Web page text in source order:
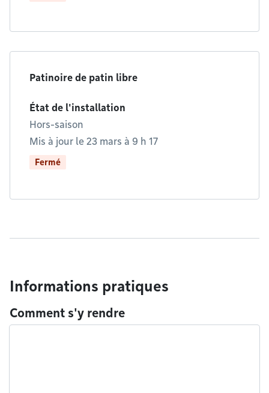
Patinoire de patin libre
État de l'installation
Hors-saison
Mis à jour le 23 mars à 9 h 17
Fermé
Informations pratiques
Comment s'y rendre